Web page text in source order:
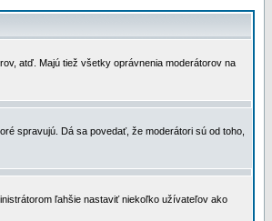
atď. Majú tiež všetky oprávnenia moderátorov na
spravujú. Dá sa povedať, že moderátori sú od toho,
ľahšie nastaviť niekoľko užívateľov ako